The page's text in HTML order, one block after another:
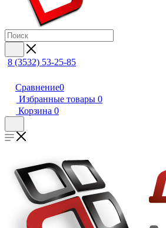
8 (3532) 53-25-85
Сравнение0
Избранные товары 0
Корзина 0